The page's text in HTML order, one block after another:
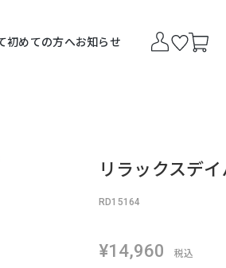
初めての方へお知らせ
リラックスデ
RD15164
¥14,960 税込